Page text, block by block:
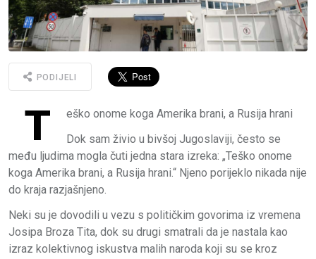
PODIJELI
T
eško onome koga Amerika brani, a Rusija hrani
Dok sam živio u bivšoj Jugoslaviji, često se
među ljudima mogla čuti jedna stara izreka: „Teško onome
koga Amerika brani, a Rusija hrani.“ Njeno porijeklo nikada nije
do kraja razjašnjeno.
Neki su je dovodili u vezu s političkim govorima iz vremena
Josipa Broza Tita, dok su drugi smatrali da je nastala kao
izraz kolektivnog iskustva malih naroda koji su se kroz